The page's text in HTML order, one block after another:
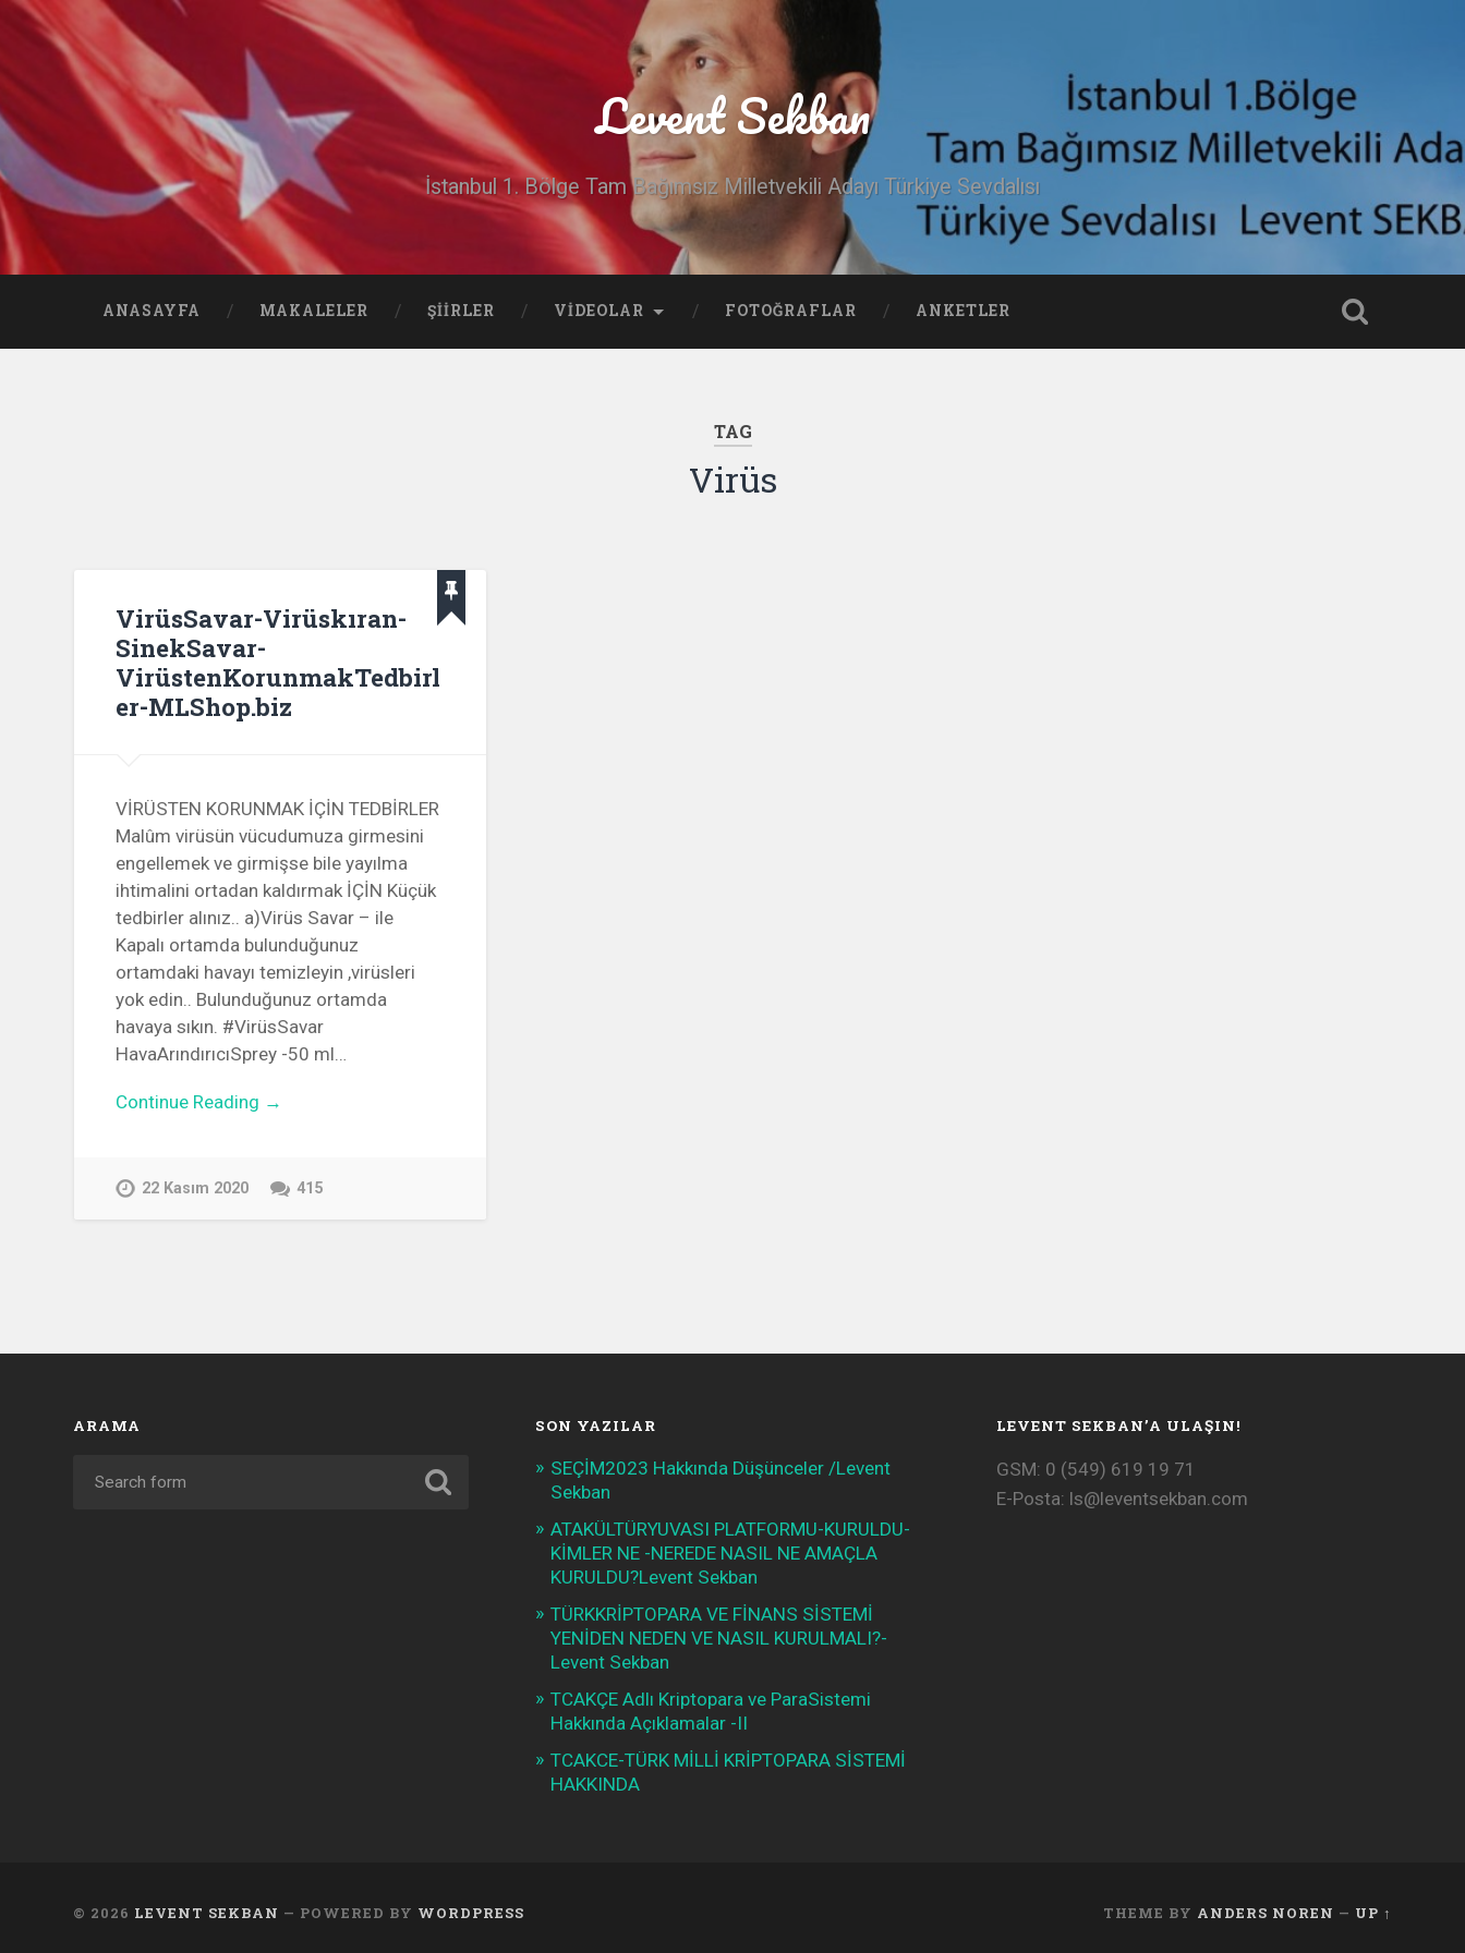
Levent Sekban
İstanbul 1. Bölge Tam Bağımsız Milletvekili Adayı Türkiye Sevdalısı
ANASAYFA MAKALELER ŞIIRLER VIDEOLAR FOTOĞRAFLAR ANKETLER
TAG
Virüs
VirüsSavar-Virüskıran-
SinekSavar-
VirüstenKorunmakTedbirl
er-MLShop.biz
VİRÜSTEN KORUNMAK İÇİN TEDBİRLER
Malûm virüsün vücudumuza girmesini
engellemek ve girmişse bile yayılma
ihtimalini ortadan kaldırmak İÇİN Küçük
tedbirler alınız.. a)Virüs Savar – ile
Kapalı ortamda bulunduğunuz
ortamdaki havayı temizleyin ,virüsleri
yok edin.. Bulunduğunuz ortamda
havaya sıkın. #VirüsSavar
HavaArındırıcıSprey -50 ml…
Continue Reading →
22 Kasım 2020 415
ARAMA SON YAZILAR
SEÇİM2023 Hakkında Düşünceler /Levent
Sekban
ATAKÜLTÜRYUVASI PLATFORMU-KURULDU-
KİMLER NE -NEREDE NASIL NE AMAÇLA
KURULDU?Levent Sekban
TÜRKKRİPTOPARA VE FİNANS SİSTEMİ
YENİDEN NEDEN VE NASIL KURULMALI?-
Levent Sekban
TCAKÇE Adlı Kriptopara ve ParaSistemi
Hakkında Açıklamalar -II
TCAKCE-TÜRK MİLLİ KRİPTOPARA SİSTEMİ
HAKKINDA
LEVENT SEKBAN’A ULAŞIN!
GSM: 0 (549) 619 19 71
E-Posta: ls@leventsekban.com
© 2026 LEVENT SEKBAN — POWERED BY WORDPRESS THEME BY ANDERS NOREN — UP ↑